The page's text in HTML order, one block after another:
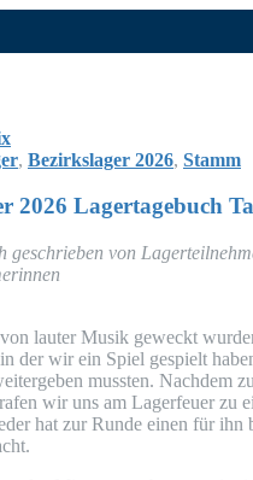
, Bezirkslager 2026, Stamm
2026 Lager­ta­ge­buch
geschrie­ben von
lau­ter Musik geweckt
der wir ein Spiel gespielt
muss­ten. Nach­dem
wir uns am Lager­feu­er zu
hat zur Run­de einen für ihn